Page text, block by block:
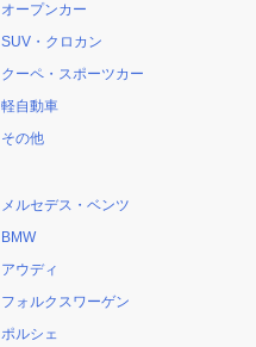
オープンカー
SUV・クロカン
クーペ・スポーツカー
軽自動車
その他
メルセデス・ベンツ
BMW
アウディ
フォルクスワーゲン
ポルシェ